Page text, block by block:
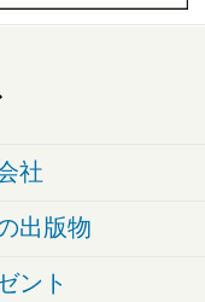
社
出版物
ント